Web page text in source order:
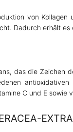
von
Dadurch erhält es
das die Zeichen
C und E sowie